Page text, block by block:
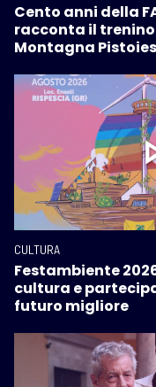
Cento anni della
racconta il
Montagna
CULTURA
Festambiente
cultura e
futuro migliore